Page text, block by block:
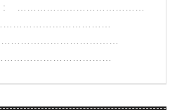
: …………………………………